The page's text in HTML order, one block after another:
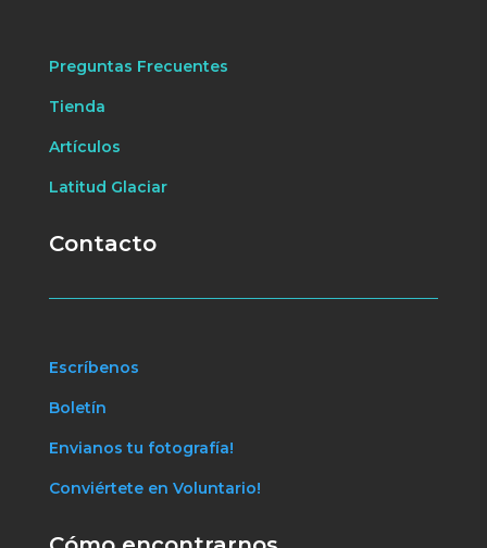
Preguntas Frecuentes
Tienda
Artículos
Latitud Glaciar
Contacto
Escríbenos
Boletín
Envianos tu fotografía!
Conviértete en Voluntario!